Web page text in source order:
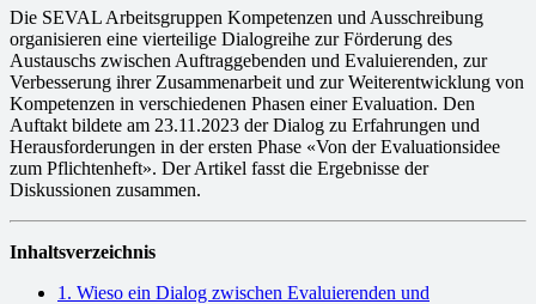
Die SEVAL Arbeitsgruppen Kompetenzen und Ausschreibung
organisieren eine vierteilige Dialogreihe zur Förderung des
Austauschs zwischen Auftraggebenden und Evaluierenden, zur
Verbesserung ihrer Zusammenarbeit und zur Weiterentwicklung von
Kompetenzen in verschiedenen Phasen einer Evaluation. Den
Auftakt bildete am 23.11.2023 der Dialog zu Erfahrungen und
Herausforderungen in der ersten Phase «Von der Evaluationsidee
zum Pflichtenheft». Der Artikel fasst die Ergebnisse der
Diskussionen zusammen.
Inhaltsverzeichnis
1. Wieso ein Dialog zwischen Evaluierenden und